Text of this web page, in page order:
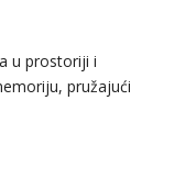
u prostoriji i
pružajući